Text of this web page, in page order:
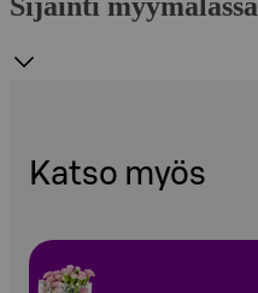
Katso myös